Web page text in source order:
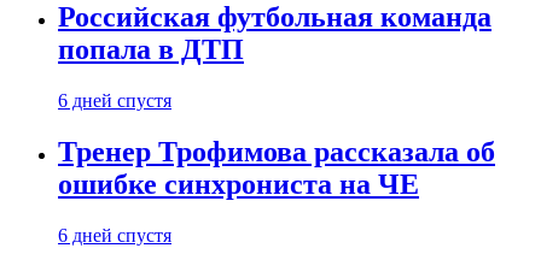
Российская футбольная команда
попала в ДТП
6 дней спустя
Тренер Трофимова рассказала об
ошибке синхрониста на ЧЕ
6 дней спустя